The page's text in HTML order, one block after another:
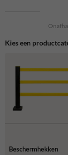
Kies een
Beschermhekken